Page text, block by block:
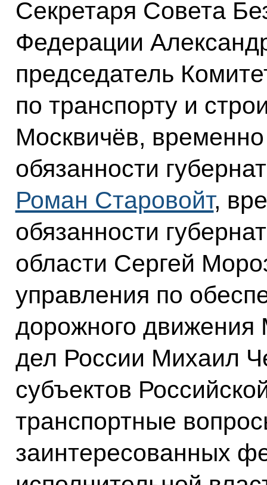
Секретаря Совета
Федерации
председатель
по транспорту и
Москвичёв,
обязанности
Роман Старовойт,
обязанности
области Сергей
управления по
дорожного движения
дел России Михаил
субъектов
транспортные
заинтересованных